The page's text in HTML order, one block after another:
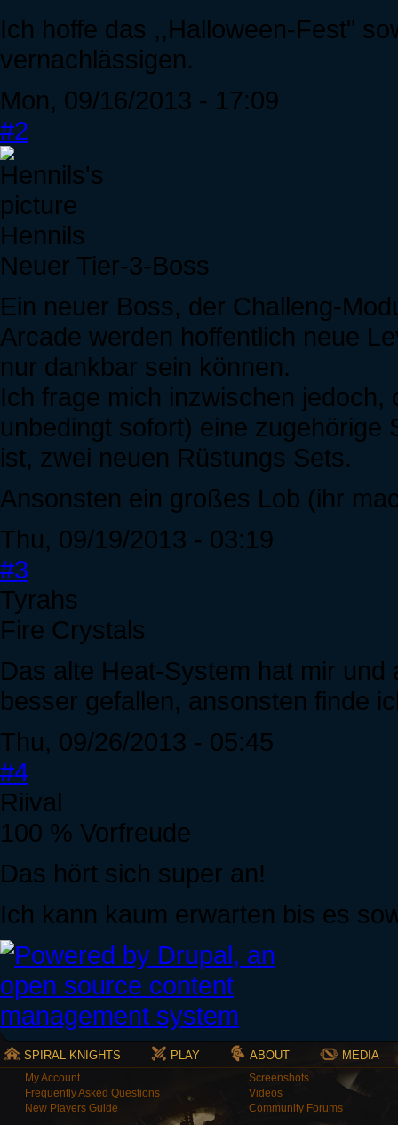
Ich hoffe das ,,Halloween-Fest"
vernachlässigen.
Mon, 09/16/2013 - 17:09
#2
Hennils
Neuer Tier-3-Boss
Ein neuer Boss, der Challeng-
Arcade werden hoffentlich neue
nur dankbar sein können.
Ich frage mich inzwischen
unbedingt sofort) eine zugehörige
ist, zwei neuen Rüstungs Sets.
Ansonsten ein großes Lob (ihr
Thu, 09/19/2013 - 03:19
#3
Tyrahs
Fire Crystals
Das alte Heat-System hat mir
besser gefallen, ansonsten finde
Thu, 09/26/2013 - 05:45
#4
Riival
100 % Vorfreude
Das hört sich super an!
Ich kann kaum erwarten bis es
SPIRAL KNIGHTS PLAY ABOUT MEDIA
My Account
Frequently Asked Questions
New Players Guide
Screenshots
Videos
Community Forums